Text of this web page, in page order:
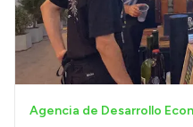
Agencia de Desarrollo